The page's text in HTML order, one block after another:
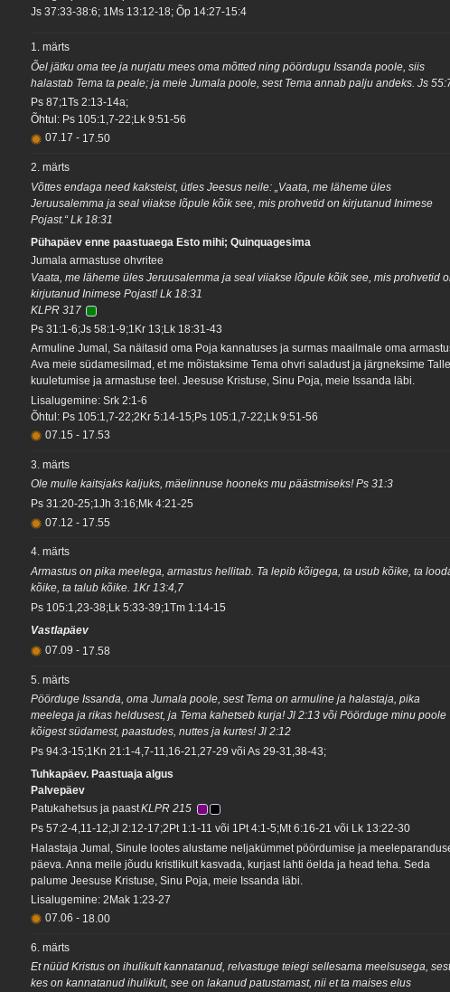
Js 37:33-38:6; 1Ms 13:12-18; Õp 14:27-15:4
1. märts
Õel jätku oma tee ja nurjatu mees oma mõtted ning pöördugu Issanda poole, siis
halastab Tema ta peale; ja meie Jumala poole, sest Tema annab palju andeks. Js
Ps 87;1Ts 2:13-14a;
Õhtul: Ps 105:1,7-22;Lk 9:51-56
07.17 - 17.50
2. märts
Võttes endaga need kaksteist, ütles Jeesus neile: „Vaata, me läheme üles
Jeruusalemma ja seal viiakse lõpule kõik see, mis prohvetid on kirjutanud Inimese
Pojast.“ Lk 18:31
Pühapäev enne paastuaega Esto mihi; Quinquagesima
Jumala armastuse ohvritee
Vaata, me läheme üles Jeruusalemma ja seal viiakse lõpule kõik see, mis prohvetid
kirjutanud Inimese Pojast! Lk 18:31
KLPR 317
Ps 31:1-6;Js 58:1-9;1Kr 13;Lk 18:31-43
Armuline Jumal, Sa näitasid oma Poja kannatuses ja surmas maailmale oma
Ava meie südamesilmad, et me mõistaksime Tema ohvri saladust ja järgneksime
kuuletumise ja armastuse teel. Jeesuse Kristuse, Sinu Poja, meie Issanda läbi.
Lisalugemine: Srk 2:1-6
Õhtul: Ps 105:1,7-22;2Kr 5:14-15;Ps 105:1,7-22;Lk 9:51-56
07.15 - 17.53
3. märts
Ole mulle kaitsjaks kaljuks, mäelinnuse hooneks mu päästmiseks! Ps 31:3
Ps 31:20-25;1Jh 3:16;Mk 4:21-25
07.12 - 17.55
4. märts
Armastus on pika meelega, armastus hellitab. Ta lepib kõigega, ta usub kõike, ta
kõike, ta talub kõike. 1Kr 13:4,7
Ps 105:1,23-38;Lk 5:33-39;1Tm 1:14-15
Vastlapäev
07.09 - 17.58
5. märts
Pöörduge Issanda, oma Jumala poole, sest Tema on armuline ja halastaja, pika
meelega ja rikas heldusest, ja Tema kahetseb kurja! Jl 2:13 või Pöörduge minu poole
kõigest südamest, paastudes, nuttes ja kurtes! Jl 2:12
Ps 94:3-15;1Kn 21:1-4,7-11,16-21,27-29 või As 29-31,38-43;
Tuhkapäev. Paastuaja algus
Palvepäev
Patukahetsus ja paastKLPR 215
Ps 57:2-4,11-12;Jl 2:12-17;2Pt 1:1-11 või 1Pt 4:1-5;Mt 6:16-21 või Lk 13:22-30
Halastaja Jumal, Sinule lootes alustame neljakümmet pöördumise ja
päeva. Anna meile jõudu kristlikult kasvada, kurjast lahti öelda ja head teha. Seda
palume Jeesuse Kristuse, Sinu Poja, meie Issanda läbi.
Lisalugemine: 2Mak 1:23-27
07.06 - 18.00
6. märts
Et nüüd Kristus on ihulikult kannatanud, relvastuge teiegi sellesama meelsusega,
kes on kannatanud ihulikult, see on lakanud patustamast, nii et ta maises elus